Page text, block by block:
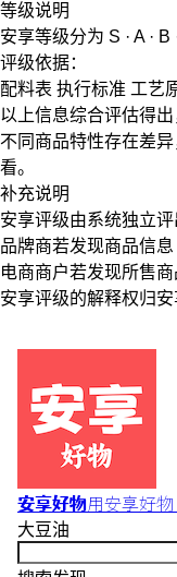
等级说明
安享等级分为 S · A · B
评级依据：
配料表 执行标准 工艺
以上信息综合评估得
不同商品特性存在差
看。
补充说明
安享评级由系统独立评
品牌商若发现商品信
电商商户若发现所售
安享评级的解释权归
安享好物用安享好
大豆油